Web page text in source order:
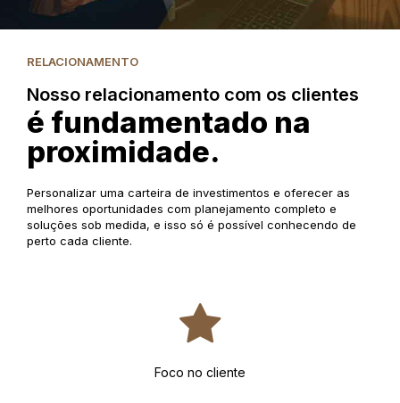
RELACIONAMENTO
Nosso relacionamento com os clientes
é fundamentado na
proximidade.
Personalizar uma carteira de investimentos e oferecer as
melhores oportunidades com planejamento completo e
soluções sob medida, e isso só é possível conhecendo de
perto cada cliente.
Foco no cliente